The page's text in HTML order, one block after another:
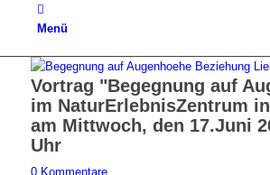
Menü
Vortrag "Begegnung auf
im NaturErlebnisZentrum
am Mittwoch, den 17.Juni
Uhr
0 Kommentare